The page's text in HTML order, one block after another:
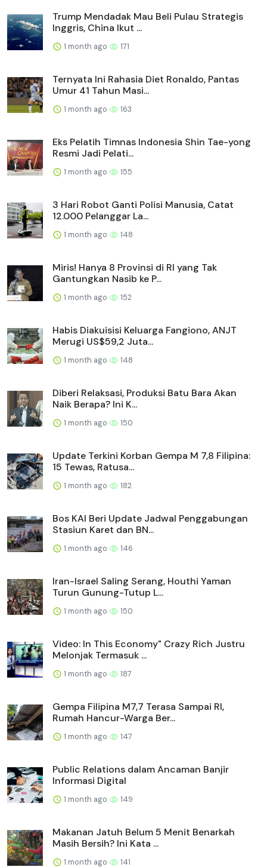
Trump Mendadak Mau Beli Pulau Strategis
Inggris, China Ikut ...
1 month ago 171
Ternyata Ini Rahasia Diet Ronaldo, Pantas
Umur 41 Tahun Masi...
1 month ago 163
Eks Pelatih Timnas Indonesia Shin Tae-yong
Resmi Jadi Pelati...
1 month ago 155
3 Hari Robot Ganti Polisi Manusia, Catat
12.000 Pelanggar La...
1 month ago 148
Miris! Hanya 8 Provinsi di RI yang Tak
Gantungkan Nasib ke P...
1 month ago 152
Habis Diakuisisi Keluarga Fangiono, ANJT
Merugi US$59,2 Juta...
1 month ago 148
Diberi Relaksasi, Produksi Batu Bara Akan
Naik Berapa? Ini K...
1 month ago 150
Update Terkini Korban Gempa M 7,8 Filipina:
15 Tewas, Ratusa...
1 month ago 182
Bos KAI Beri Update Jadwal Penggabungan
Stasiun Karet dan BN...
1 month ago 146
Iran-Israel Saling Serang, Houthi Yaman
Turun Gunung-Tutup L...
1 month ago 150
Video: In This Economy" Crazy Rich Justru
Melonjak Termasuk ...
1 month ago 187
Gempa Filipina M7,7 Terasa Sampai RI,
Rumah Hancur-Warga Ber...
1 month ago 147
Public Relations dalam Ancaman Banjir
Informasi Digital
1 month ago 149
Makanan Jatuh Belum 5 Menit Benarkah
Masih Bersih? Ini Kata ...
1 month ago 141